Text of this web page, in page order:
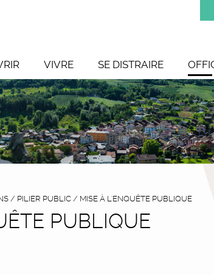
VIVRE SE DISTRAIRE
/ PILIER PUBLIC / MISE À L'ENQUÊTE PUBLIQUE
PUBLIQUE